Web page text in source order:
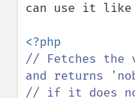
can use it like
// Fetches the
and returns